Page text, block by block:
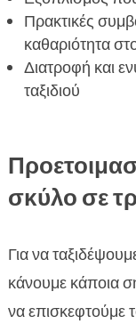


Συμβουλές
τρένο
Προτάσεις
Πρακτικές
καθαριότητα
Διατροφή και
ταξιδιού
σκύλο σε
Για να
κάνουμε κάποια
να επισκεφτούμε